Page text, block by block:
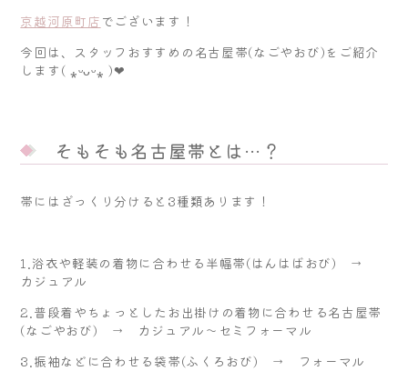
京越河原町店 でございます！
今回は、スタッフおすすめの名古屋帯(なごやおび)をご紹介
します( ⁎ᵕᴗᵕ⁎ )❤︎
そもそも名古屋帯とは…？
帯にはざっくり分けると3種類あります！
1.浴衣や軽装の着物に合わせる半幅帯(はんはばおび) →
カジュアル
2.普段着やちょっとしたお出掛けの着物に合わせる名古屋帯
(なごやおび) → カジュアル～セミフォーマル
3.振袖などに合わせる袋帯(ふくろおび) → フォーマル